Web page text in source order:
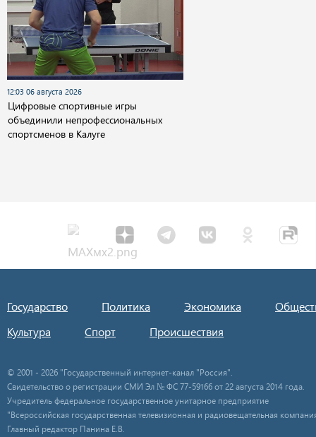
12:03 06 августа 2026
Цифровые спортивные игры
объединили непрофессиональных
спортсменов в Калуге
Государство Политика Экономика
Культура
Спорт Происшествия
© 2001 - 2026 "Государственный интернет-канал "Россия".
Свидетельство о регистрации СМИ Эл № ФС 77-59166 от 22 августа 2014 года.
Учредитель федеральное государственное унитарное предприятие
"Всероссийская государственная телевизионная и радиовещательная
Главный редактор Панина Е.В.